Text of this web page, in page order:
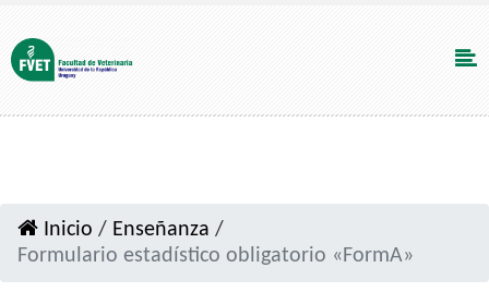
Inicio / Enseñanza /
Formulario estadístico obligatorio «FormA»